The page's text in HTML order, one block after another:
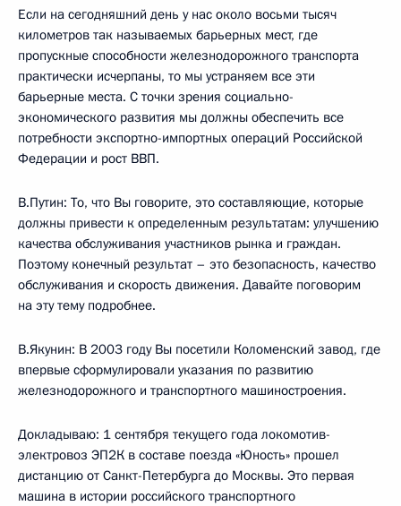
Если на сегодняшний день у нас около восьми тысяч
километров так называемых барьерных мест, где
пропускные способности железнодорожного транспорта
практически исчерпаны, то мы устраняем все эти
барьерные места. С точки зрения социально-
экономического развития мы должны обеспечить все
потребности экспортно-импортных операций Российской
Федерации и рост ВВП.
В.Путин: То, что Вы говорите, это составляющие, которые
должны привести к определенным результатам: улучшению
качества обслуживания участников рынка и граждан.
Поэтому конечный результат – это безопасность, качество
обслуживания и скорость движения. Давайте поговорим
на эту тему подробнее.
В.Якунин: В 2003 году Вы посетили Коломенский завод, где
впервые сформулировали указания по развитию
железнодорожного и транспортного машиностроения.
Докладываю: 1 сентября текущего года локомотив-
электровоз ЭП2К в составе поезда «Юность» прошел
дистанцию от Санкт-Петербурга до Москвы. Это первая
машина в истории российского транспортного